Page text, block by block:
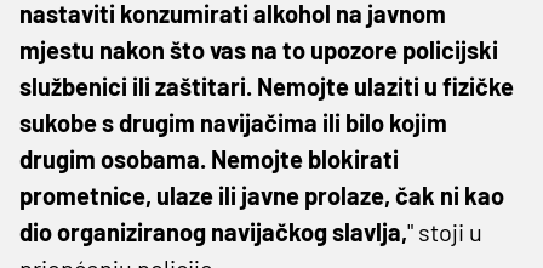
nastaviti konzumirati alkohol na javnom
mjestu nakon što vas na to upozore policijski
službenici ili zaštitari. Nemojte ulaziti u fizičke
sukobe s drugim navijačima ili bilo kojim
drugim osobama. Nemojte blokirati
prometnice, ulaze ili javne prolaze, čak ni kao
dio organiziranog navijačkog slavlja," stoji u